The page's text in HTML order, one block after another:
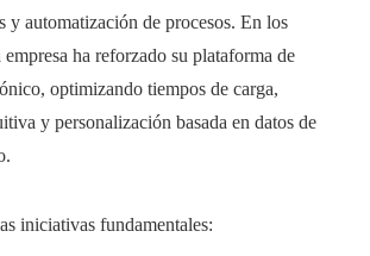
y automatización de procesos. En los
ha reforzado su plataforma de
optimizando tiempos de carga,
y personalización basada en datos de
iniciativas fundamentales: